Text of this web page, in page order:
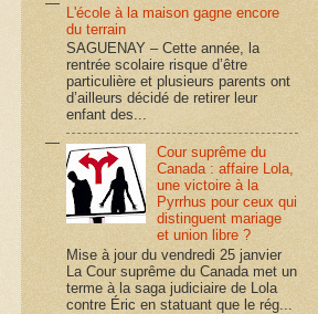
L'école à la maison gagne encore
du terrain
SAGUENAY – Cette année, la
rentrée scolaire risque d’être
particulière et plusieurs parents ont
d’ailleurs décidé de retirer leur
enfant des...
Cour suprême du
Canada : affaire Lola,
une victoire à la
Pyrrhus pour ceux qui
distinguent mariage
et union libre ?
Mise à jour du vendredi 25 janvier
La Cour suprême du Canada met un
terme à la saga judiciaire de Lola
contre Éric en statuant que le rég...